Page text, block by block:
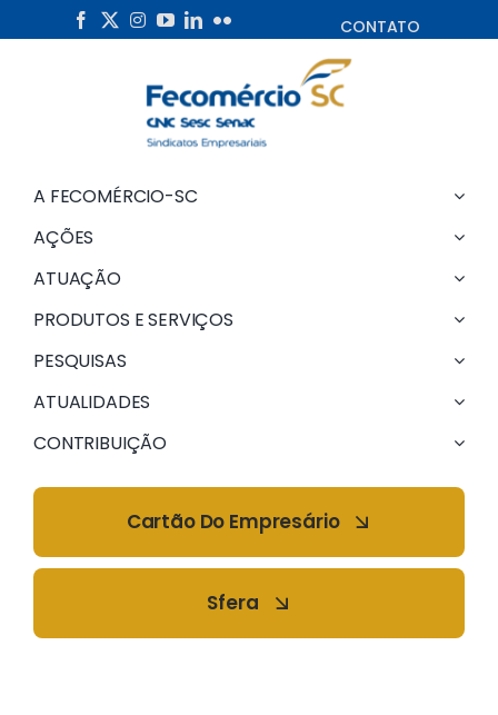
to
CONTATO
A FECOMÉRCIO-SC
AÇÕES
ATUAÇÃO
PRODUTOS E SERVIÇOS
PESQUISAS
ATUALIDADES
CONTRIBUIÇÃO
Cartão Do Empresário
Sfera